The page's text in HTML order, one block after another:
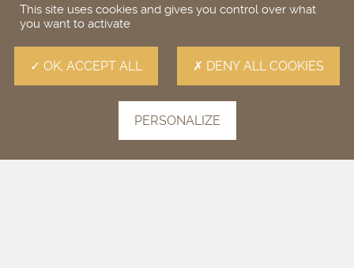
This site uses cookies and gives you control over what
you want to activate
OK, ACCEPT ALL DENY ALL COOKIES
PERSONALIZE
20137 Porto Vecchio
N 41 37′ 14″ E 9 17′ 54″